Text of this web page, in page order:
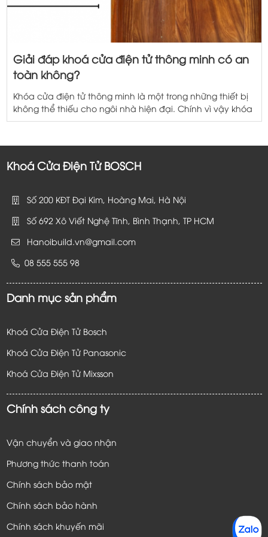
Giải đáp khoá cửa điện tử thông minh có an
toàn không?
Khóa cửa điện tử thông minh là một trong những thiết bị
không thể thiếu cho ngôi nhà hiện đại. Chính vì vậy khóa
vân tay được nhiều người dân tìm đến để tân trang hay
truyền thống nên nhiều người đặt […]
Khoá Cửa Điện Tử BOSCH
Số 200 KĐT Đại Kim, Hoàng Mai, Hà Nội
Số 692 Xô Viết Nghệ Tĩnh, Bình Thạnh, TP HCM
Hanoibuild.vn@gmail.com
08 555 555 98
Danh mục sản phẩm
Khoá Cửa Điện Tử Bosch
Khoá Cửa Điện Tử Panasonic
Khoá Cửa Điện Tử Mixsson
Chính sách công ty
Vận chuyển và giao nhận
Phương thức thanh toán
Chính sách bảo mật
Chính sách bảo hành
Chính sách khuyến mãi